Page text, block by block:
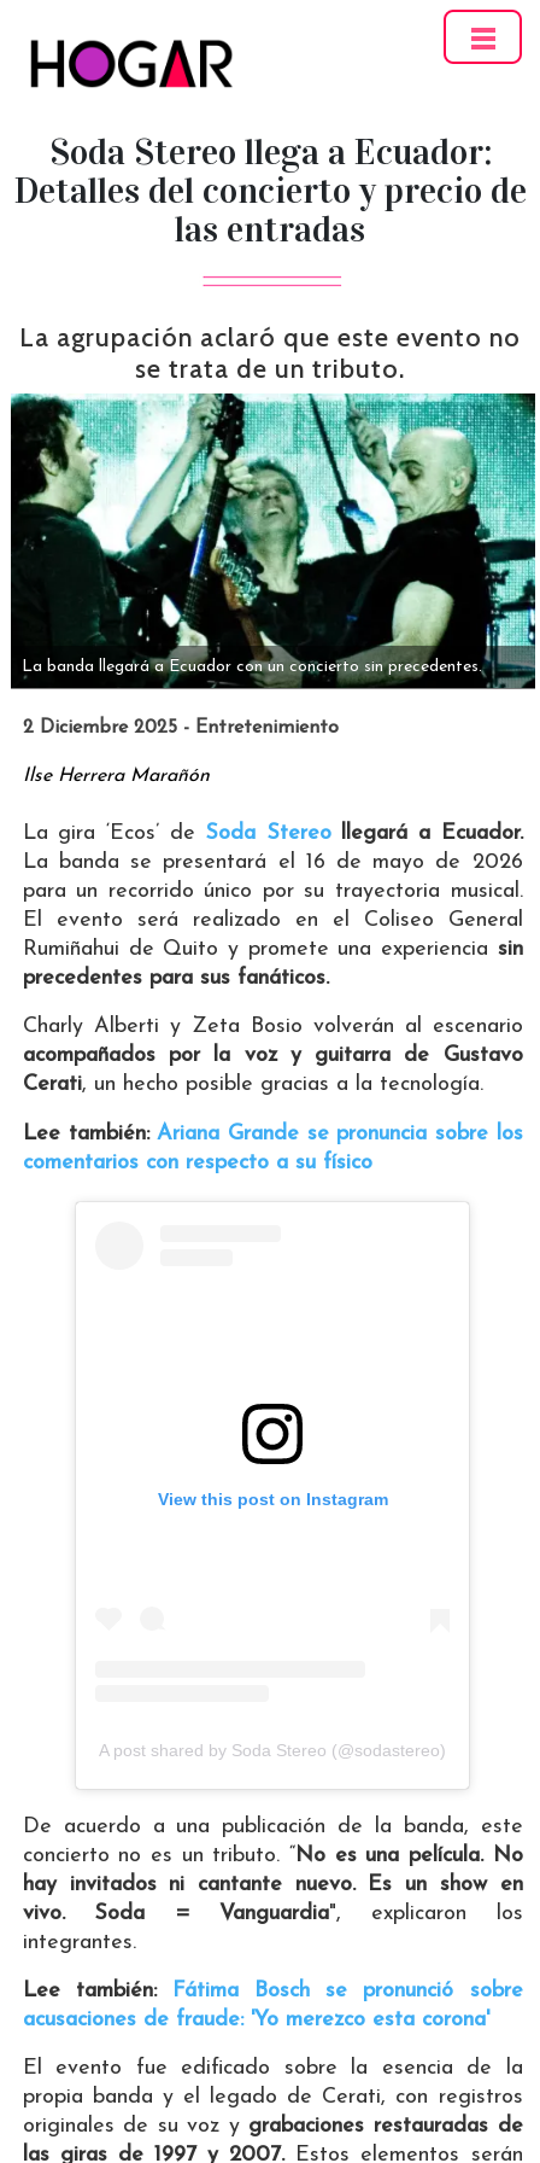
Soda Stereo llega a Ecuador:
Detalles del concierto y precio de
las entradas
La agrupación aclaró que este evento no
se trata de un tributo.
La banda llegará a Ecuador con un concierto sin precedentes.
2 Diciembre 2025 - Entretenimiento
Ilse Herrera Marañón
La gira ‘Ecos’ de Soda Stereollegará a Ecuador.
La banda se presentará el 16 de mayo de 2026
para un recorrido único por su trayectoria musical.
El evento será realizado en el Coliseo General
Rumiñahui de Quito y promete una experiencia sin
precedentes para sus fanáticos.
Charly Alberti y Zeta Bosio volverán al escenario
acompañados por la voz y guitarra de Gustavo
Cerati, un hecho posible gracias a la tecnología.
Lee también:Ariana Grande se pronuncia sobre los
comentarios con respecto a su físico
View this post on Instagram
A post shared by Soda Stereo (@sodastereo)
De acuerdo a una publicación de la banda, este
concierto no es un tributo. “No es una película. No
hay invitados ni cantante nuevo. Es un show en
vivo. Soda = Vanguardia", explicaron los
integrantes.
Lee también:
Fátima Bosch se pronunció sobre
acusaciones de fraude: 'Yo merezco esta corona'
El evento fue edificado sobre la esencia de la
propia banda y el legado de Cerati, con registros
originales de su voz y grabaciones restauradas de
las giras de 1997 y 2007. Estos elementos serán